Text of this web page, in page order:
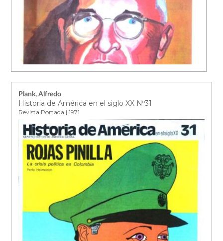
Plank, Alfredo
Historia de América en el siglo XX Nº31
Revista Portada | 1971